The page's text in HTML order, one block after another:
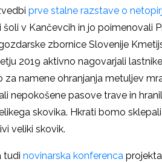
prve stalne razstave o
v Kančevcih in jo poimenovali
zbornice Slovenije
2019 aktivno nagovarjali
namene ohranjanja metuljev
nepokošene pasove trave in
skovika. Hkrati bomo
veliki skovik.
tudi novinarska konferenca